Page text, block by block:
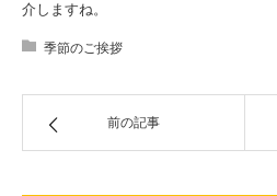
介しますね。
季節のご挨拶
前の記事